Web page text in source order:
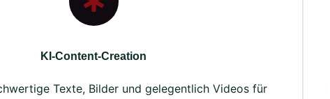
KI-Content-Creation
Texte, Bilder und gelegentlich Videos für